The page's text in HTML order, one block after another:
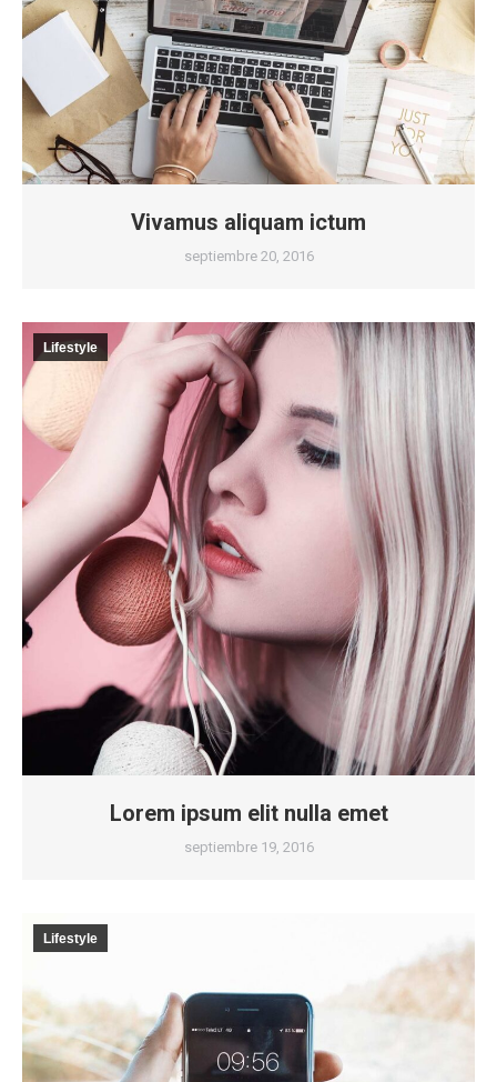
Vivamus aliquam ictum
septiembre 20, 2016
Lifestyle
Lorem ipsum elit nulla emet
septiembre 19, 2016
Lifestyle